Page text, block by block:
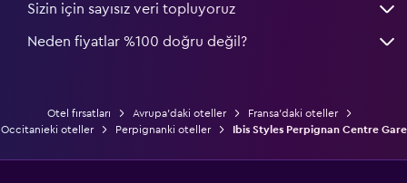
Sizin için sayısız veri topluyoruz
Neden fiyatlar %100 doğru değil?
Otel fırsatları Avrupa'daki oteller
Fransa'daki oteller
Occitanieki oteller
Perpignanki oteller Ibis Styles Perpignan Centre Gare